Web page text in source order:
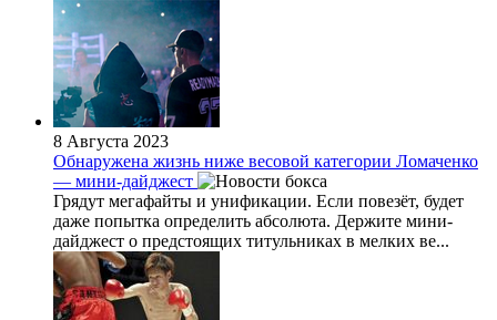
8 Августа 2023
Обнаружена жизнь ниже весовой категории Ломаченко
— мини-дайджест
Грядут мегафайты и унификации. Если повезёт, будет
даже попытка определить абсолюта. Держите мини-
дайджест о предстоящих титульниках в мелких ве...